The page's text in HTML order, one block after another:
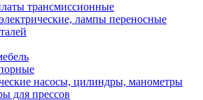
трансмиссионные
лампы переносные
насосы, цилиндры, манометры
для прессов